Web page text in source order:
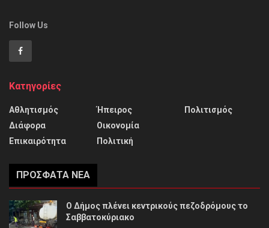
Follow Us
Κατηγορίες
Αθλητισμός
Διάφορα
Επικαιρότητα
Ήπειρος
Οικονομία
Πολιτική
Πολιτισμός
ΠΡΌΣΦΑΤΑ ΝΈΑ
Ο Δήμος πλένει κεντρικούς πεζοδρόμους το
Σαββατοκύριακο